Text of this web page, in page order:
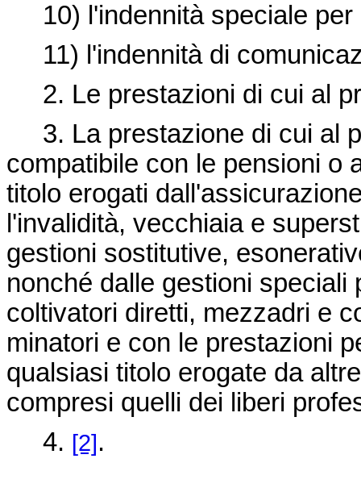
10) l'indennità speciale per
11) l'indennità di
2. Le prestazioni di cui al
3. La prestazione di cui al
compatibile con le pensioni o
titolo erogati
l'invalidità, vecchiaia e
gestioni sostitutive,
nonché dalle gestioni
coltivatori diretti, mezzadri e
minatori e con le prestazioni
qualsiasi titolo erogate da
compresi quelli dei liberi
4. [2].